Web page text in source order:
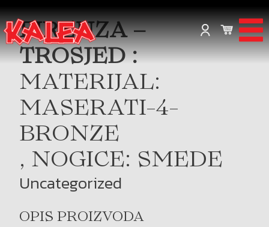
FIRENZA –
TROSJED :
MATERIJAL:
MASERATI-4-
BRONZE
, NOGICE: SMEDE
Uncategorized
OPIS PROIZVODA